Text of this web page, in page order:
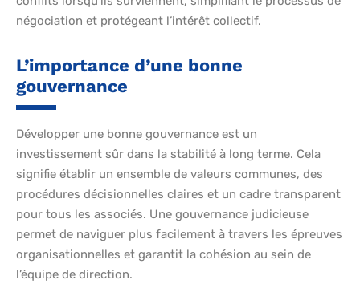
négociation et protégeant l’intérêt collectif.
L’importance d’une bonne
gouvernance
Développer une bonne gouvernance est un
investissement sûr dans la stabilité à long terme. Cela
signifie établir un ensemble de valeurs communes, des
procédures décisionnelles claires et un cadre transparent
pour tous les associés. Une gouvernance judicieuse
permet de naviguer plus facilement à travers les épreuves
organisationnelles et garantit la cohésion au sein de
l’équipe de direction.